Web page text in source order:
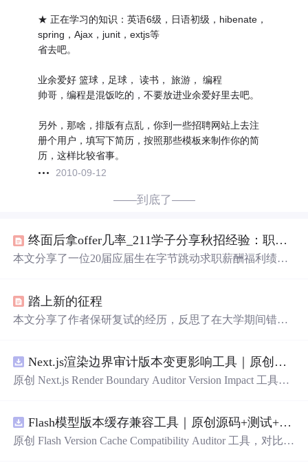
★ 正在学习的知识：英语6级，日语初级，hibenate，
spring，Ajax，junit，extjs等
省去吧。
业余爱好 篮球，足球， 读书， 旅游， 编程
帅哥，编程是混饭吃的，不要放进业余爱好里去吧。
另外，那啥，排版有点乱，你到一些招聘网站上去注
册个用户，填写下简历，按照那些模板来制作你的简
历，这样比较省事。
2010-09-12
——到底了——
终面后拿offer几率_211学子分享秋招经验：职能类面经，字节跳动薪酬绩效，已拿offer...
本文分享了一位20届应届生在字节跳动求职薪酬福利绩效
踏上新的征程
本文分享了作者保研复试的经历，反思了在大学期间错失
长。
Next.js渲染边界审计版本变更影响工具｜原创源码+测试+离线报告
原创 Next.js Render Boundary Auditor Version Impact 工具，
入约定、规则参数、结果结构和风险项，识别变更影响。
压缩包包含完整源码、3 项自动化测试、可复现合成示
Flash模型版本缓存兼容工具｜原创源码+测试+离线报告
原创 Flash Version Cache Compatibility Auditor 工具，对比两